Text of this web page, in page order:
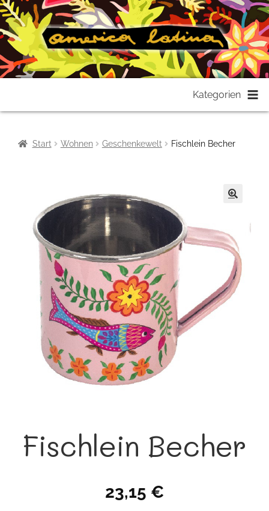
springen
springen
Kategorien
Start Wohnen Geschenkewelt Fischlein Becher
Fischlein Becher
23,15 €